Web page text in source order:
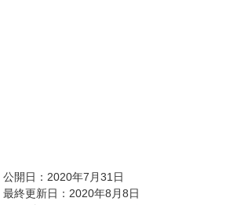
公開日：2020年7月31日
最終更新日：2020年8月8日